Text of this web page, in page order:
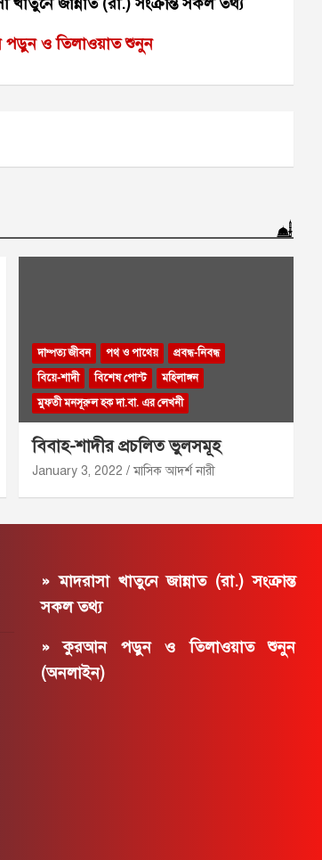
ও তিলাওয়াত শুনুন
দাম্পত্য জীবন পথ ও পাথেয়
প্রবন্ধ-নিবন্ধ
বিয়ে-শাদী
বিশেষ পোস্ট
মহিলাঙ্গন
মুফতী মনসূরুল হক দা.বা. এর লেখনী
বিবাহ-শাদীর প্রচলিত ভুলসমূহ
January 3, 2022 মাসিক আদর্শ নারী
» মাদরাসা খাতুনে জান্নাত (রা.) সংক্রান্ত
সকল তথ্য
» কুরআন পড়ুন ও তিলাওয়াত শুনুন
(অনলাইন)